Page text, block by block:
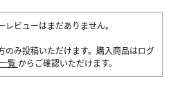
ビューはまだありません。
のみ投稿いただけます。購入商品はログ
覧 からご確認いただけます。